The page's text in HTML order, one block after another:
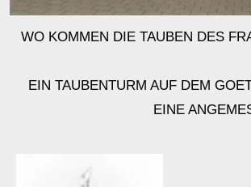
EINE ANGEMESSENE LÖSUNG.